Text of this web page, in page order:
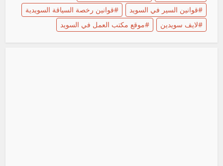
قوانين السير في السويد
قوانين رخصة السياقة السويدية
لايف سويدين
موقع مكتب العمل في السويد